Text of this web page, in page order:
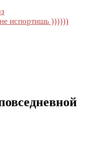
испортишь ))))))